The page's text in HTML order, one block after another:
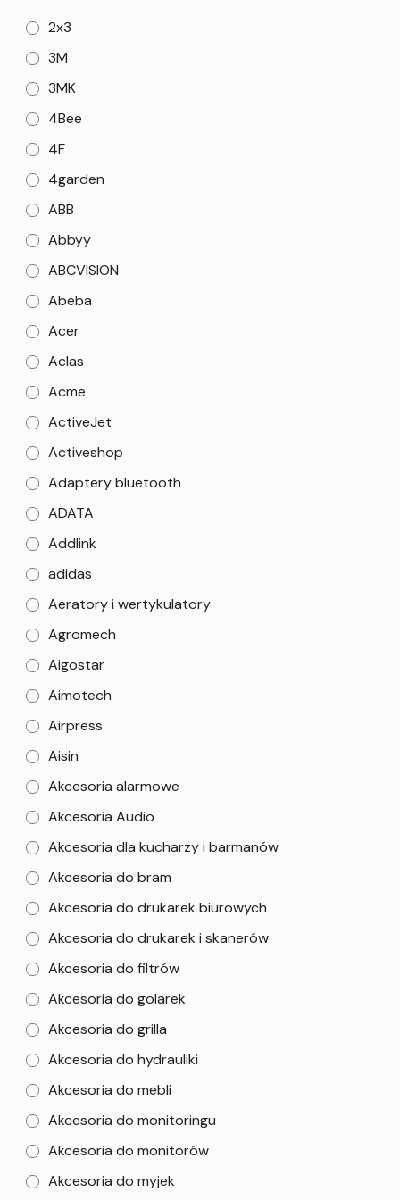
2x3
3M
3MK
4Bee
4F
4garden
ABB
Abbyy
ABCVISION
Abeba
Acer
Aclas
Acme
ActiveJet
Activeshop
Adaptery bluetooth
ADATA
Addlink
adidas
Aeratory i wertykulatory
Agromech
Aigostar
Aimotech
Airpress
Aisin
Akcesoria alarmowe
Akcesoria Audio
Akcesoria dla kucharzy i barmanów
Akcesoria do bram
Akcesoria do drukarek biurowych
Akcesoria do drukarek i skanerów
Akcesoria do filtrów
Akcesoria do golarek
Akcesoria do grilla
Akcesoria do hydrauliki
Akcesoria do mebli
Akcesoria do monitoringu
Akcesoria do monitorów
Akcesoria do myjek